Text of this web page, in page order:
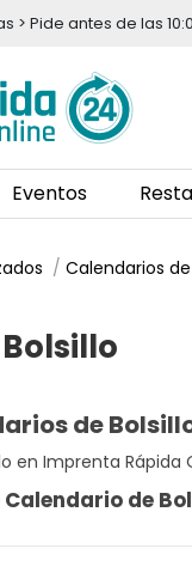
> Pide antes de las
Eventos
Calendarios de
de
en Imprenta
de